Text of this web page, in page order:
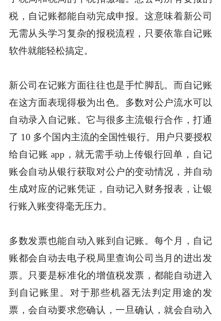
税，自记账都能自动完成申报。这意味着新公司
无需从头学习复杂的报税流程，只要依靠自记账
软件就能轻松搞定。
新公司在记账方面往往也是手忙脚乱。而自记账
在这方面表现得极为出色。多数对公户流水可以
自动录入自记账。它与很多主流银行合作，打通
了 10 多个国内主流的全国性银行。用户只要授权
给自记账 app，就无需手动上传银行回单，自记
账会自动从银行获取对公户的变动情况，并自动
生成对应的记账凭证，自动记入财务报表，让银
行账入账变得毫无压力。
多数发票也能自动入账到自记账。每个月，自记
账都会自动去电子税局里查询公司当月的进出发
票。只要是标准化的增值税发票，都能自动进入
到自记账里。对于那些机器无法判定用途的发
票，会自动要求您确认，一旦确认，就会自动入